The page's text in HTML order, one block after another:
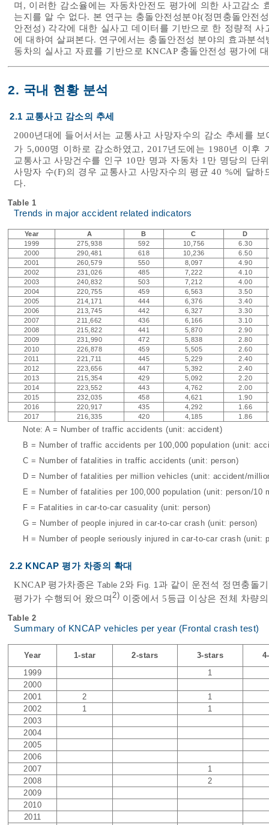
며, 이러한 감소율에는 자동차안전도 평가에 의한 사고감소
는지를 알 수 없다. 본 연구는 충돌안전성분야(정면충돌안전
안전성) 각각에 대한 실사고 데이터를 기반으로 한 정량적
에 대하여 살펴본다. 연구에서는 충돌안전성 분야의 효과분
동차의 실사고 자료를 기반으로 KNCAP 충돌안전성 평가에
2. 국내 현황 분석
2.1 교통사고 감소의 추세
2000년대에 들어서서는 교통사고 사망자수의 감소 추세를
가 5,000명 이하로 감소하였고, 2017년도에는 1980년 이후
교통사고 사망건수를 인구 10만 명과 자동차 1만 명당의 단
사망자 수(F)의 경우 교통사고 사망자수의 평균 40 %에 달
다.
Table 1
Trends in major accident related indicators
Year A B C
D
1999
275,938 592 10,756
6.30
2000
290,481 618 10,236
6.50
2001
260,579 550 8,097
4.90
2002
231,026 485 7,222
4.10
2003
240,832 503 7,212
4.00
2004
220,755 459 6,563
3.50
2005
214,171 444 6,376
3.40
2006
213,745 442 6,327
3.30
2007
211,662 436 6,166
3.10
2008
215,822 441 5,870
2.90
2009
231,990 472 5,838
2.80
2010
226,878 459 5,505
2.60
2011
221,711 445 5,229
2.40
2012
223,656 447 5,392
2.40
2013
215,354 429 5,092
2.20
2014
223,552 443 4,762
2.00
2015
232,035 458 4,621
1.90
2016
220,917 435 4,292
1.66
2017
216,335 420 4,185 1.86
Note: A = Number of traffic accidents (unit: accident)
B = Number of traffic accidents per 100,000 population (unit:
C = Number of fatalities in traffic accidents (unit: person)
D = Number of fatalities per million vehicles (unit: accident/
E = Number of fatalities per 100,000 population (unit: person/10
F = Fatalities in car-to-car casuality (unit: person)
G = Number of people injured in car-to-car crash (unit: person)
H = Number of people seriously injured in car-to-car crash (unit:
2.2 KNCAP 평가 차종의 확대
KNCAP 평가차종은Table 2와 Fig. 1 과 같이 운전석 정면충돌
평가가 수행되어 왔으며 2) 이중에서 5등급 이상은 전체 차량
Table 2
Summary of KNCAP vehicles per year (Frontal crash test)
Year 1-star 2-stars 3-stars
1999
1
2000
2001
2
1
2002
1
1
2003
2004
2005
2006
2007
1
2008
2
2009
2010
2011